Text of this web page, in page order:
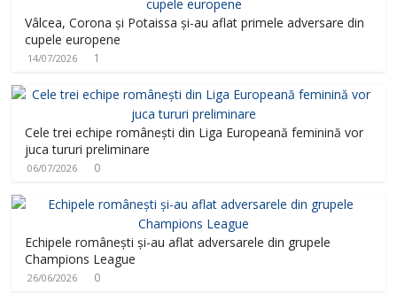
Vâlcea, Corona și Potaissa și-au aflat primele adversare din
cupele europene
14/07/2026 1
Cele trei echipe românești din Liga Europeană feminină vor
juca tururi preliminare
06/07/2026 0
Echipele românești și-au aflat adversarele din grupele
Champions League
26/06/2026 0